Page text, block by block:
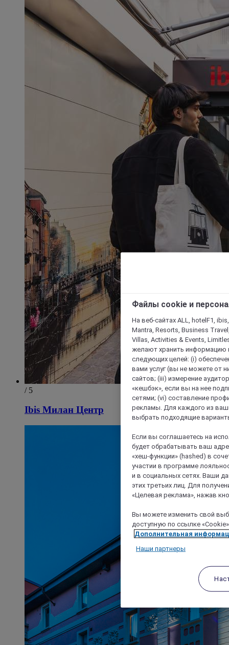
/ 5
Ibis Милан Центр
Файлы cookie и
На веб-сайтах ALL, hotelF1,
Mantra, Resorts, Business
Villas, Activities & Events,
желают хранить информацию
следующих целей: (i)
вами услуг (вы не можете от
сайтов; (iii) измерение
«кешбэк», если вы на нее
сетями; (vi) составление
рекламы. Для каждого из
выбрать подходящие
Если вы соглашаетесь на
будет обрабатывать ваш
«хеш-функции» (hashed) в
участии в программе
и в социальных сетях. Ваши
этих третьих лиц. Для
«Целевая реклама», нажав
Вы можете изменить свой
доступную по ссылке
Дополнительная
Наши партнеры